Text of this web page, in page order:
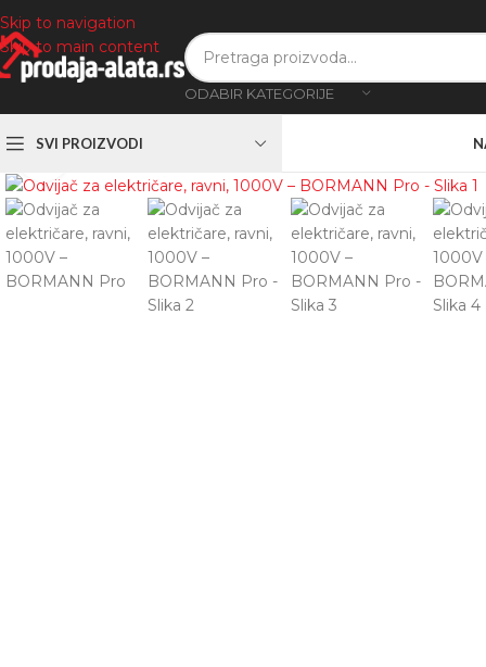
Skip to navigation
Skip to main content
ODABIR KATEGORIJE
SVI PROIZVODI
Zumiranje